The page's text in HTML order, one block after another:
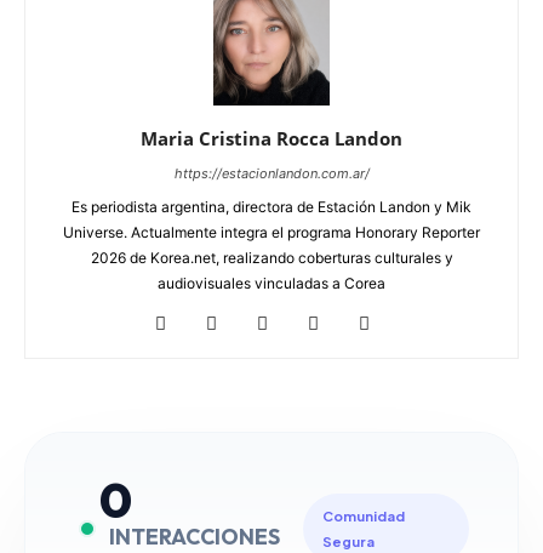
Maria Cristina Rocca Landon
https://estacionlandon.com.ar/
Es periodista argentina, directora de Estación Landon y Mik
Universe. Actualmente integra el programa Honorary Reporter
2026 de Korea.net, realizando coberturas culturales y
audiovisuales vinculadas a Corea
0
INTERACCIONES
Comunidad
Segura